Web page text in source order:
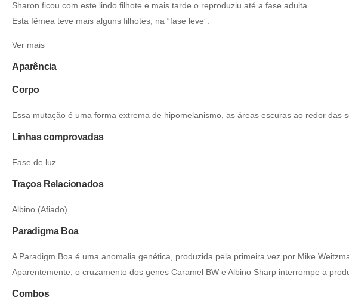
Sharon ficou com este lindo filhote e mais tarde o reproduziu até a fase adulta.
Esta fêmea teve mais alguns filhotes, na “fase leve”.
Ver mais
Aparência
Corpo
Essa mutação é uma forma extrema de hipomelanismo, as áreas escuras ao redor das
Linhas comprovadas
Fase de luz
Traços Relacionados
Albino (Afiado)
Paradigma Boa
A Paradigm Boa é uma anomalia genética, produzida pela primeira vez por Mike
Aparentemente, o cruzamento dos genes Caramel BW e Albino Sharp interrompe a
Combos